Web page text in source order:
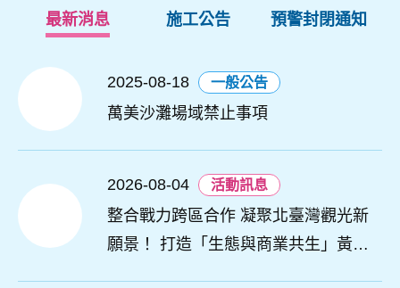
最新消息
2025-08-18 一般公告
萬美沙灘場域禁止事項
2026-08-04 活動訊息
整合戰力跨區合作 凝聚北臺灣觀光新
願景！ 打造「生態與商業共生」黃金
施工公告 預警封閉通知